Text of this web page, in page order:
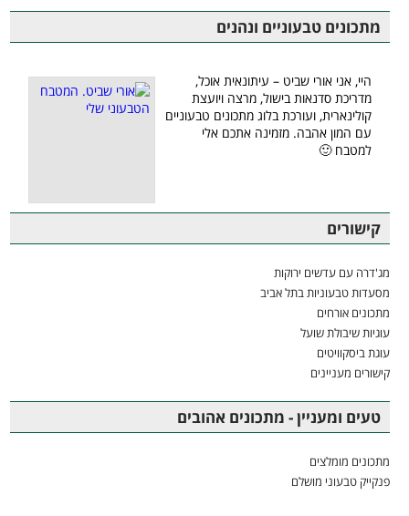
מתכונים טבעוניים ונהנים
היי, אני אורי שביט – עיתונאית אוכל,
מדריכת סדנאות בישול, מרצה ויועצת
קולינארית, ועורכת בלוג מתכונים טבעוניים
עם המון אהבה. מזמינה אתכם אלי
למטבח 🙂
קישורים
מג'דרה עם עדשים ירוקות
מסעדות טבעוניות בתל אביב
מתכונים אורחים
עוגיות שיבולת שועל
עוגת ביסקוויטים
קישורים מעניינים
טעים ומעניין - מתכונים אהובים
מתכונים מומלצים
פנקייק טבעוני מושלם